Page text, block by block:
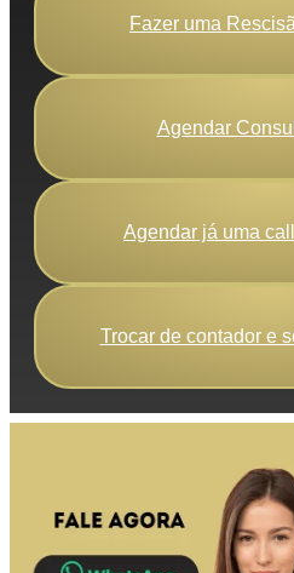
Fazer uma
Agendar
Agendar já uma
Trocar de contador e